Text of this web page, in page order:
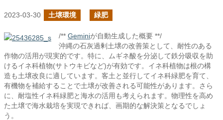
2023-03-30 土壌環境 緑肥
/** Geminiが自動生成した概要 **/
沖縄の石灰過剰土壌の改善策として、耐性のある
作物の活用が現実的です。特に、ムギネ酸を分泌して鉄分吸収を助
けるイネ科植物(サトウキビなど)が有効です。イネ科植物は根の構
造も土壌改良に適しています。客土と並行してイネ科緑肥を育て、
有機物を補給することで土壌が改善される可能性があります。さら
に、耐塩性イネ科緑肥と海水の活用も考えられます。物理性を高め
た土壌で海水栽培を実現できれば、画期的な解決策となるでしょ
う。